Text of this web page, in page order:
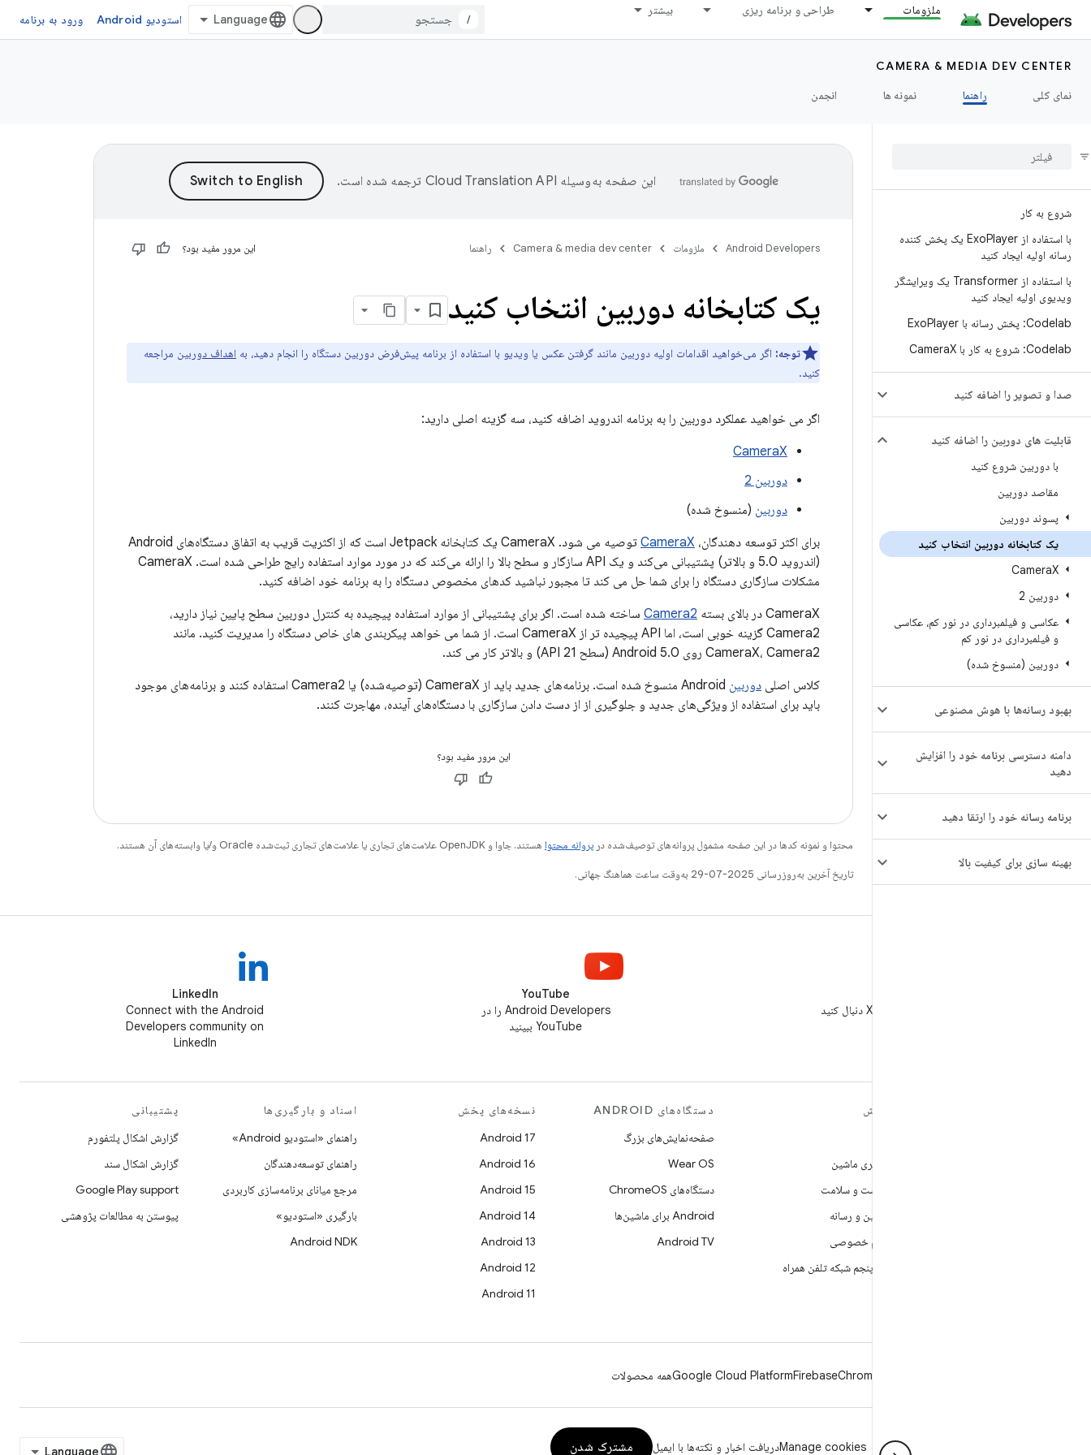
ملزومات طراحی و برنامه ریزی بیشتر
/ استودیو Android ورود به برنامه
CAMERA & MEDIA DEV CENTER
نمای کلی
راهنما نمونه ها انجمن
شروع به کار
با استفاده از Exo
Player یک پخش کننده
رسانه اولیه ایجاد کنید
با استفاده از Transformer یک ویرایشگر
ویدیوی اولیه ایجاد کنید
Codelab: پخش رسانه با Exo
Player
Codelab: شروع به کار با Camera
X
صدا و تصویر را اضافه کنید
قابلیت های دوربین را اضافه کنید
با دوربین شروع کنید
مقاصد دوربین
پسوند دوربین
یک کتابخانه دوربین انتخاب کنید
CameraX
دوربین 2
عکاسی و فیلمبرداری در نور کم، عکاسی
و فیلمبرداری در نور کم
دوربین (منسوخ شده)
بهبود رسانه‌ها با هوش مصنوعی
دامنه دسترسی برنامه خود را افزایش
دهید
برنامه رسانه خود را ارتقا دهید
بهینه سازی برای کیفیت بالا
این صفحه به‌وسیله ترجمه شده است.
Android Developers ملزومات Camera & media dev center راهنما این مرور مفید بود؟
یک کتابخانه دوربین انتخاب کنید
توجه: اگر می‌خواهید اقدامات اولیه دوربین مانند گرفتن عکس یا ویدیو با استفاده از برنامه پیش‌فرض دوربین دستگاه را انجام دهید، به اهداف دوربین مراجعه
کنید.
اگر می خواهید عملکرد دوربین را به برنامه اندروید اضافه کنید، سه گزینه اصلی دارید:
CameraX
دوربین 2
دوربین (منسوخ شده)
برای اکثر توسعه دهندگان، CameraX
توصیه می شود. CameraX یک کتابخانه Jetpack است که از اکثریت قریب به اتفاق دستگاه‌های Android
(اندروید 5.0 و بالاتر) پشتیبانی می‌کند و یک API سازگار و سطح بالا را ارائه می‌کند که در مورد موارد استفاده رایج طراحی شده است. CameraX
مشکلات سازگاری دستگاه را برای شما حل می کند تا مجبور نباشید کدهای مخصوص دستگاه را به برنامه خود اضافه کنید.
CameraX در بالای بسته
Camera2 ساخته شده است. اگر برای پشتیبانی از موارد استفاده پیچیده به کنترل دوربین سطح پایین نیاز دارید،
Camera2 گزینه خوبی است، اما API پیچیده تر از CameraX است. از شما می خواهد پیکربندی های خاص دستگاه را مدیریت کنید. مانند
CameraX، Camera2 روی Android 5.0 (سطح API 21) و بالاتر کار می کند.
کلاس اصلی دوربین
Android منسوخ شده است. برنامه‌های جدید باید از CameraX (توصیه‌شده) یا Camera2 استفاده کنند و برنامه‌های موجود
باید برای استفاده از ویژگی‌های جدید و جلوگیری از از دست دادن سازگاری با دستگاه‌های آینده، مهاجرت کنند.
این مرور مفید بود؟
محتوا و نمونه کدها در این صفحه مشمول پروانه‌های توصیف‌شده در پروانه محتوا هستند. جاوا و OpenJDK علامت‌های تجاری یا علامت‌های تجاری ثبت‌شده Oracle و/یا وابسته‌های آن هستند.
تاریخ آخرین به‌روزرسانی 2025-07-29 به‌وقت ساعت هماهنگ جهانی.
YouTube
Android Developers را در
YouTube ببینید
LinkedIn
Connect with the Android
Developers community on
LinkedIn
کاوش
یادگیری ماشین
بهداشت و سلامت
دوربین و رسانه
حریم خصوصی
نسل پنجم شبکه تلفن همراه
دستگاه‌های ANDROID
صفحه‌نمایش‌های بزرگ
Wear OS
دستگاه‌های ChromeOS
Android برای ماشین‌ها
Android TV
نسخه‌های پخش
Android 17
Android 16
Android 15
Android 14
Android 13
Android 12
Android 11
اسناد و بارگیری‌ها
راهنمای «استودیو Android»
راهنمای توسعه‌دهندگان
مرجع میانای برنامه‌سازی کاربردی
بارگیری «استودیو»
Android NDK
پشتیبانی
گزارش اشکال پلتفورم
گزارش اشکال سند
Google Play support
پیوستن به مطالعات پژوهشی
Chrome
Firebase
Google Cloud Platformهمه محصولات
دستورالعمل‌های نمانام Manage cookiesدریافت اخبار و نکته‌ها با ایمیل مشترک شدن